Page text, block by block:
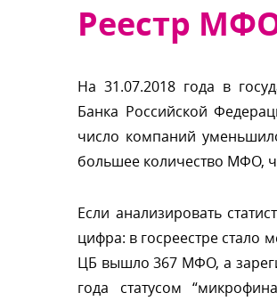
Реестр
На 31.07.2018 года в
Банка Российской
число компаний
ольшее количество МФО,
Если анализировать
цифра: в госреестре стало
ЦБ вышло 367 МФО, а
ода статусом